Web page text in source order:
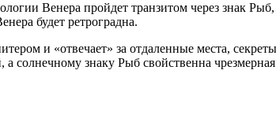
Венера пройдет транзитом через знак
будет ретроградна.
и «отвечает» за отдаленные места,
солнечному знаку Рыб свойственна